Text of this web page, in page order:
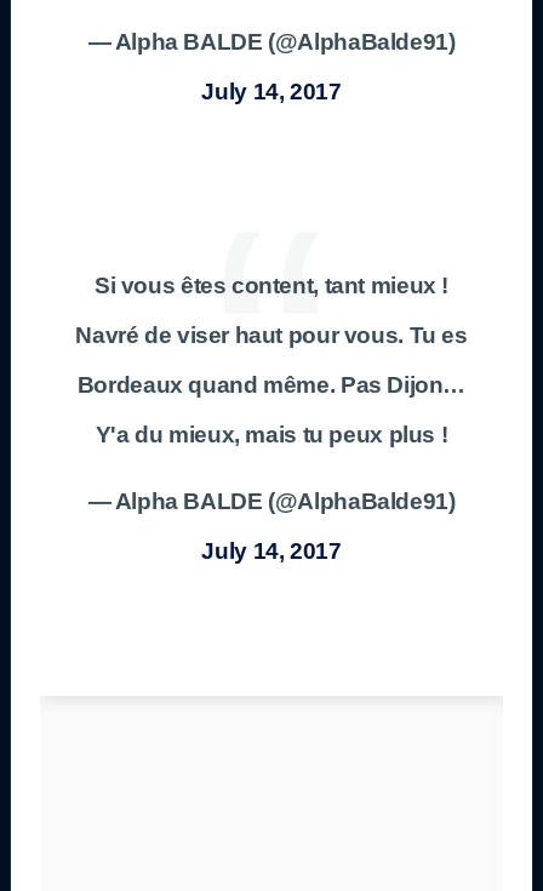
— Alpha BALDE (@AlphaBalde91)
July 14, 2017
Si vous êtes content, tant mieux !
Navré de viser haut pour vous. Tu es
Bordeaux quand même. Pas Dijon…
Y'a du mieux, mais tu peux plus !
— Alpha BALDE (@AlphaBalde91)
July 14, 2017